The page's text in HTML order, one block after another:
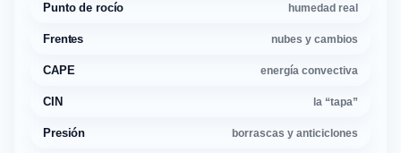
Punto de rocío humedad real
Frentes nubes y cambios
CAPE energía convectiva
CIN la “tapa”
Presión borrascas y anticiclones